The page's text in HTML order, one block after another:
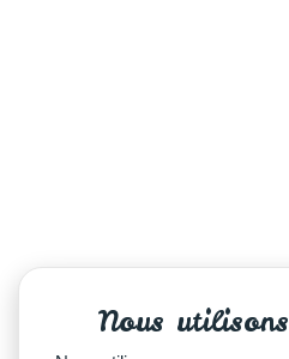
Nous